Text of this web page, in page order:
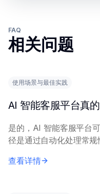
FAQ
相关问题
使用场景与最佳实践
AI 智能客服平台真
是的，AI 智能客服平台
径是通过自动化处理常规性
订单状态查询、简单故障
查看详情